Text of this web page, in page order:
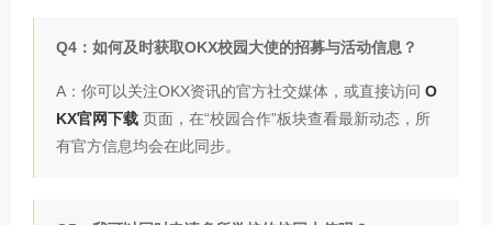
Q4：如何及时获取OKX校园大使的招募与活动信息？
A：你可以关注OKX资讯的官方社交媒体，或直接访问 O
KX官网下载 页面，在“校园合作”板块查看最新动态，所
有官方信息均会在此同步。